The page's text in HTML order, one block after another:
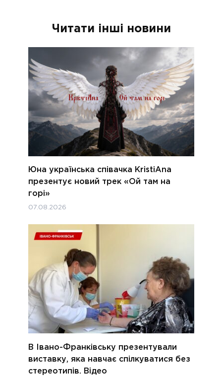
Читати інші новини
Юна українська співачка KristiAna
презентує новий трек «Ой там на
горі»
07.08.2026
В Івано-Франківську презентували
виставку, яка навчає спілкуватися без
стереотипів. Відео